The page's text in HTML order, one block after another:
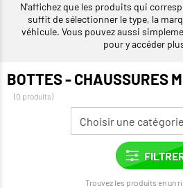
N'affichez que les produits qui
suffit de sélectionner le type, la
véhicule. Vous pouvez aussi
pour y accéder
BOTTES - CHAUSSURES
(0 produits)
Trouvez les produits en un